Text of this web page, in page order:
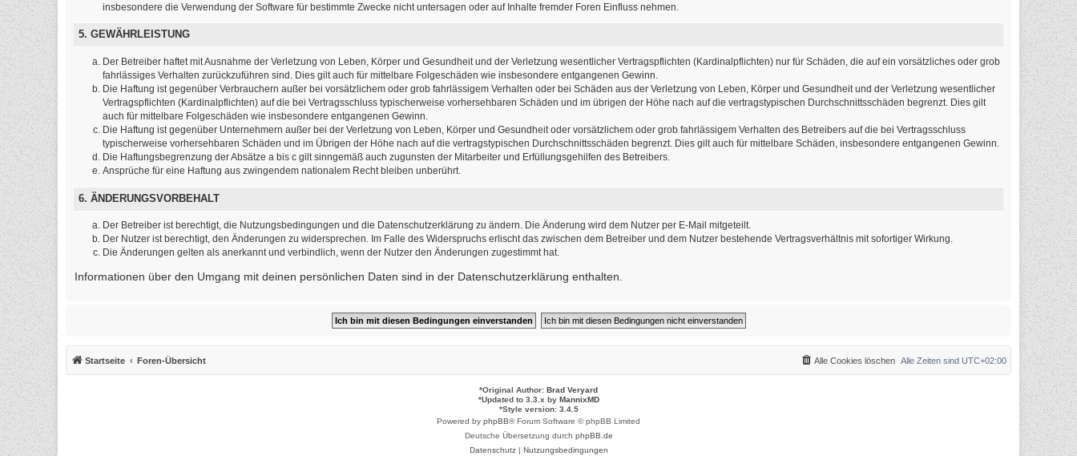
insbesondere die Verwendung der Software für bestimmte Zwecke nicht untersagen oder auf Inhalte fremder Foren Einfluss nehmen.
5. GEWÄHRLEISTUNG
Der Betreiber haftet mit Ausnahme der Verletzung von Leben, Körper und Gesundheit und der Verletzung wesentlicher Vertragspflichten (Kardinalpflichten) nur für Schäden, die auf ein vorsätzliches oder grob
fahrlässiges Verhalten zurückzuführen sind. Dies gilt auch für mittelbare Folgeschäden wie insbesondere entgangenen Gewinn.
Die Haftung ist gegenüber Verbrauchern außer bei vorsätzlichem oder grob fahrlässigem Verhalten oder bei Schäden aus der Verletzung von Leben, Körper und Gesundheit und der Verletzung wesentlicher
Vertragspflichten (Kardinalpflichten) auf die bei Vertragsschluss typischerweise vorhersehbaren Schäden und im übrigen der Höhe nach auf die vertragstypischen Durchschnittsschäden begrenzt. Dies gilt
auch für mittelbare Folgeschäden wie insbesondere entgangenen Gewinn.
Die Haftung ist gegenüber Unternehmern außer bei der Verletzung von Leben, Körper und Gesundheit oder vorsätzlichem oder grob fahrlässigem Verhalten des Betreibers auf die bei Vertragsschluss
typischerweise vorhersehbaren Schäden und im Übrigen der Höhe nach auf die vertragstypischen Durchschnittsschäden begrenzt. Dies gilt auch für mittelbare Schäden, insbesondere entgangenen Gewinn.
Die Haftungsbegrenzung der Absätze a bis c gilt sinngemäß auch zugunsten der Mitarbeiter und Erfüllungsgehilfen des Betreibers.
Ansprüche für eine Haftung aus zwingendem nationalem Recht bleiben unberührt.
6. ÄNDERUNGSVORBEHALT
Der Betreiber ist berechtigt, die Nutzungsbedingungen und die Datenschutzerklärung zu ändern. Die Änderung wird dem Nutzer per E-Mail mitgeteilt.
Der Nutzer ist berechtigt, den Änderungen zu widersprechen. Im Falle des Widerspruchs erlischt das zwischen dem Betreiber und dem Nutzer bestehende Vertragsverhältnis mit sofortiger Wirkung.
Die Änderungen gelten als anerkannt und verbindlich, wenn der Nutzer den Änderungen zugestimmt hat.
Informationen über den Umgang mit deinen persönlichen Daten sind in der Datenschutzerklärung enthalten.
Startseite Foren-Übersicht Alle Zeiten sind UTC+02:00
Alle Cookies löschen
*Original Author: Brad Veryard
*Updated to 3.3.x by MannixMD
*Style version: 3.4.5
Powered by phpBB® Forum Software © phpBB Limited
Deutsche Übersetzung durch phpBB.de
Datenschutz| Nutzungsbedingungen